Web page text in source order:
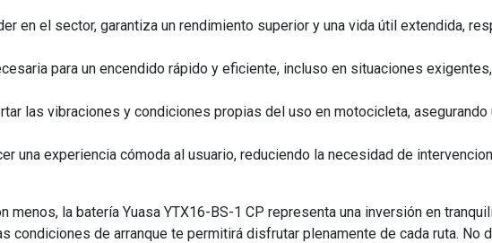
en el sector, garantiza un rendimiento superior y una vida útil extendida,
para un encendido rápido y eficiente, incluso en situaciones
las vibraciones y condiciones propias del uso en motocicleta, asegurando
una experiencia cómoda al usuario, reduciendo la necesidad de
la batería Yuasa YTX16-BS-1 CP representa una inversión en
condiciones de arranque te permitirá disfrutar plenamente de cada ruta. No